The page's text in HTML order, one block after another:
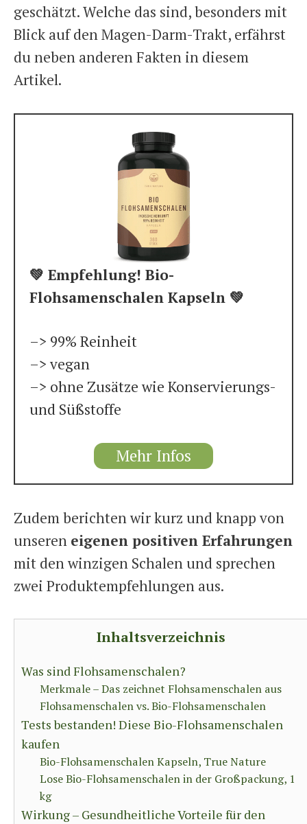
geschätzt. Welche das sind, besonders mit
Blick auf den Magen-Darm-Trakt, erfährst
du neben anderen Fakten in diesem
Artikel.
💚 Empfehlung! Bio-
Flohsamenschalen Kapseln 💚
–> 99% Reinheit
–> vegan
–> ohne Zusätze wie Konservierungs-
und Süßstoffe
Mehr Infos
Zudem berichten wir kurz und knapp von
unseren eigenen positiven Erfahrungen
mit den winzigen Schalen und sprechen
zwei Produktempfehlungen aus.
Inhaltsverzeichnis
Was sind Flohsamenschalen?
Merkmale – Das zeichnet Flohsamenschalen aus
Flohsamenschalen vs. Bio-Flohsamenschalen
Tests bestanden! Diese Bio-Flohsamenschalen
kaufen
Bio-Flohsamenschalen Kapseln, True Nature
Lose Bio-Flohsamenschalen in der Großpackung, 1
kg
Wirkung – Gesundheitliche Vorteile für den